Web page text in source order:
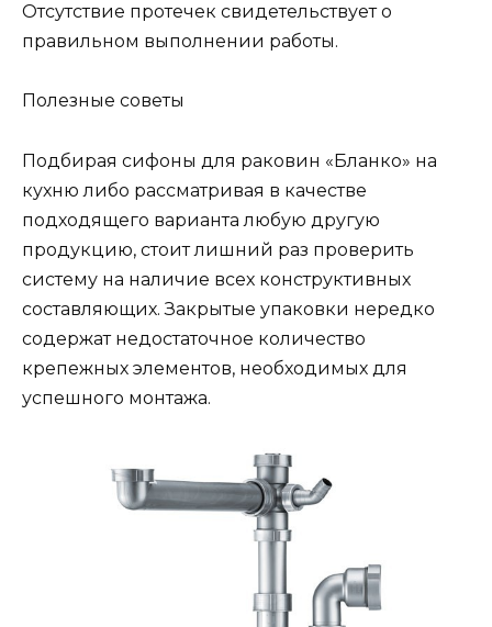
Отсутствие протечек свидетельствует о
правильном выполнении работы.
Полезные советы
Подбирая сифоны для раковин «Бланко» на
кухню либо рассматривая в качестве
подходящего варианта любую другую
продукцию, стоит лишний раз проверить
систему на наличие всех конструктивных
составляющих. Закрытые упаковки нередко
содержат недостаточное количество
крепежных элементов, необходимых для
успешного монтажа.